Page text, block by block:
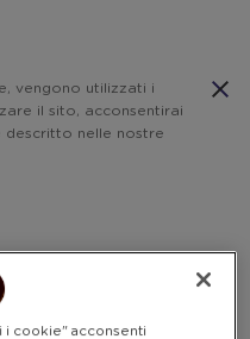
vengono utilizzati i
il sito, acconsentirai
descritto nelle nostre
i cookie" acconsenti